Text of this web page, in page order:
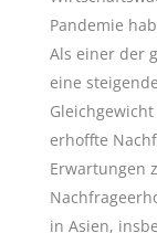
Pandemie
Als einer der
eine
erhoffte
Erwartungen
in Asien,